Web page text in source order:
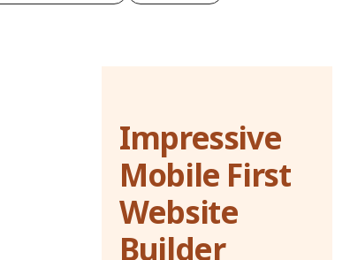
Impressive
Mobile First
Website
Builder